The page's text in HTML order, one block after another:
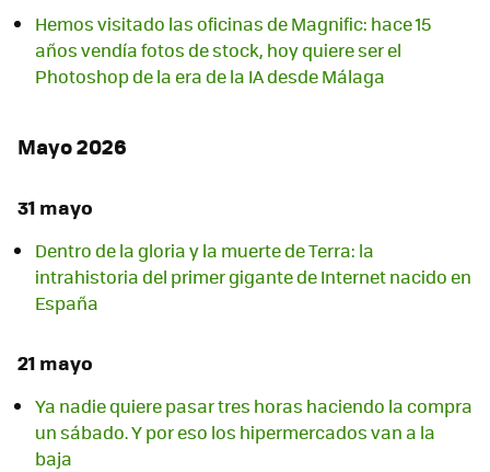
Hemos visitado las oficinas de Magnific: hace 15
años vendía fotos de stock, hoy quiere ser el
Photoshop de la era de la IA desde Málaga
Mayo 2026
31 mayo
Dentro de la gloria y la muerte de Terra: la
intrahistoria del primer gigante de Internet nacido en
España
21 mayo
Ya nadie quiere pasar tres horas haciendo la compra
un sábado. Y por eso los hipermercados van a la
baja